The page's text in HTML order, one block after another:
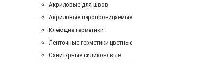
Акриловые для швов
Акриловые паропроницаемые
Клеющие герметики
Ленточные герметики цветные
Санитарные силиконовые